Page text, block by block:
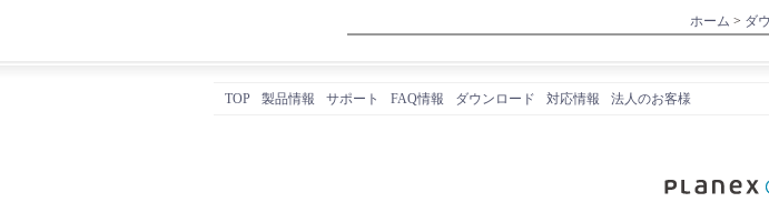
ホーム > ダ
TOP 製品情報 サポート FAQ情報 ダウンロード 対応情報 法人のお客様